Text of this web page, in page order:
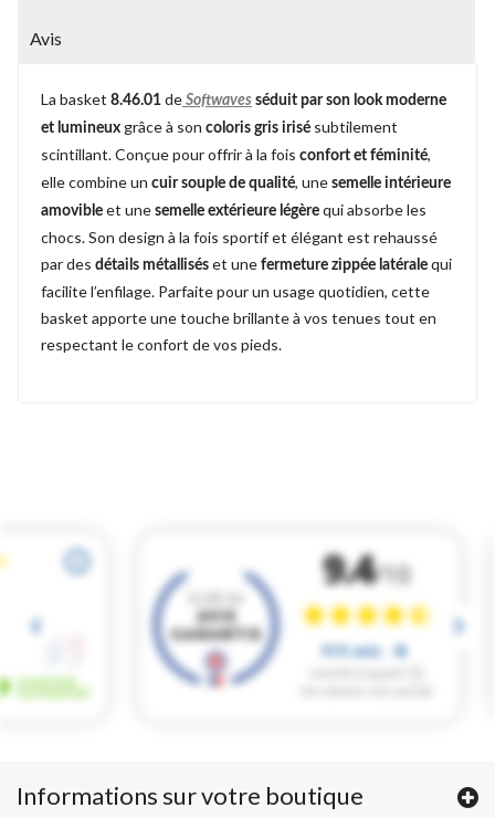
Avis
La basket 8.46.01 de Softwaves séduit par son look moderne
et lumineux grâce à son coloris gris irisé subtilement
scintillant. Conçue pour offrir à la fois confort et féminité,
elle combine un cuir souple de qualité, une semelle intérieure
amovible et une semelle extérieure légère qui absorbe les
chocs. Son design à la fois sportif et élégant est rehaussé
par des détails métallisés et une fermeture zippée latérale qui
facilite l’enfilage. Parfaite pour un usage quotidien, cette
basket apporte une touche brillante à vos tenues tout en
respectant le confort de vos pieds.
Informations sur votre boutique